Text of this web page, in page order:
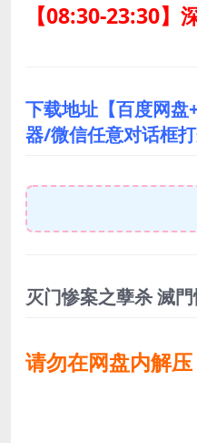
【08:30-23:30】
下载地址【百度网盘
器/微信任意对话框打
灭门惨案之孽杀 滅
请勿在网盘内解压